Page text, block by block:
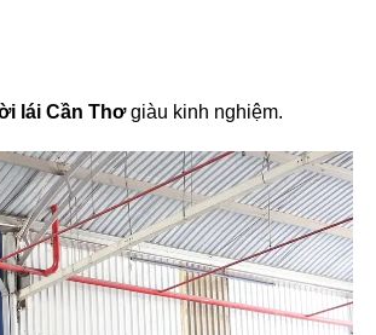
lái Cần Thơgiàu kinh nghiệm.